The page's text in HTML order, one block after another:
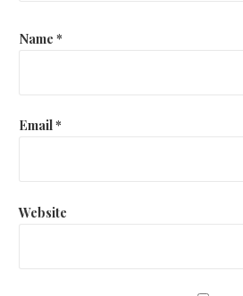
Name *
Email*
Website